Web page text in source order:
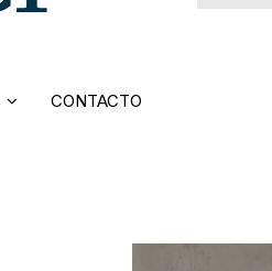
CONTACTO